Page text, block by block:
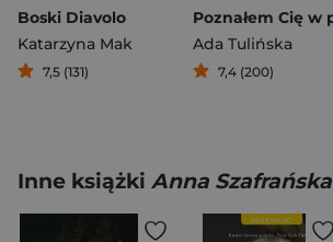
Boski Diavolo
Katarzyna Mak
7,5 (131)
Ada Tulińska
7,4 (200)
Inne książki Anna Szafrańska